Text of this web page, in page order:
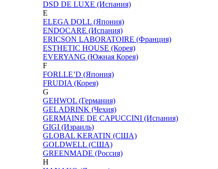
DSD DE LUXE (Испания)
E
ELEGA DOLL (Япония)
ENDOCARE (Испания)
ERICSON LABORATOIRE (Франция)
ESTHETIC HOUSE (Корея)
EVERYANG (Южная Корея)
F
FORLLE’D (Япония)
FRUDIA (Корея)
G
GEHWOL (Германия)
GELADRINK (Чехия)
GERMAINE DE CAPUCCINI (Испания)
GIGI (Израиль)
GLOBAL KERATIN (США)
GOLDWELL (США)
GREENMADE (Россия)
H